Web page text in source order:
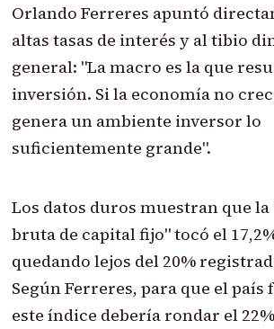
Orlando Ferreres apuntó
altas tasas de interés y al tibio
general: "La macro es la que
inversión. Si la economía no
genera un ambiente inversor lo
suficientemente grande".
Los datos duros muestran que
bruta de capital fijo" tocó el
quedando lejos del 20%
Según Ferreres, para que el
este índice debería rondar el